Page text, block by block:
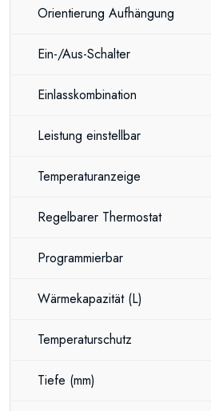
Orientierung Aufhängung
Ein-/Aus-Schalter
Einlasskombination
Leistung einstellbar
Temperaturanzeige
Regelbarer Thermostat
Programmierbar
Wärmekapazität (L)
Temperaturschutz
Tiefe (mm)